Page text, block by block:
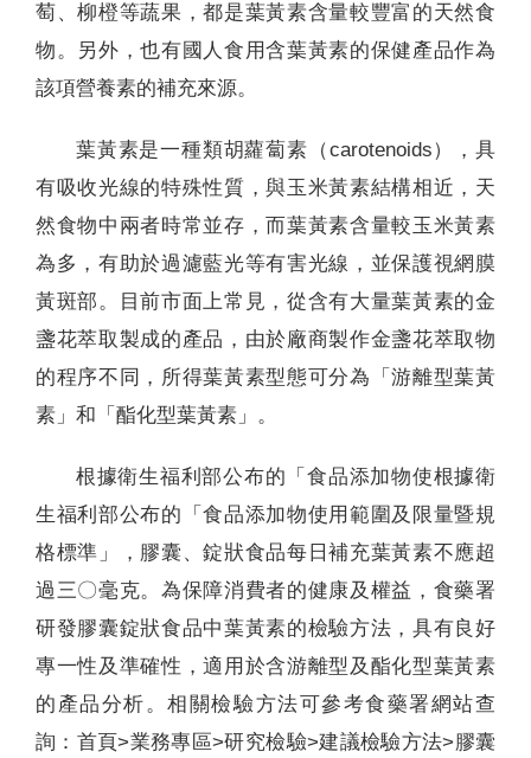
萄、柳橙等蔬果，都是葉黃素含量較豐富的天然食
物。另外，也有國人食用含葉黃素的保健產品作為
該項營養素的補充來源。
葉黃素是一種類胡蘿蔔素（carotenoids），具
有吸收光線的特殊性質，與玉米黃素結構相近，天
然食物中兩者時常並存，而葉黃素含量較玉米黃素
為多，有助於過濾藍光等有害光線，並保護視網膜
黃斑部。目前市面上常見，從含有大量葉黃素的金
盞花萃取製成的產品，由於廠商製作金盞花萃取物
的程序不同，所得葉黃素型態可分為「游離型葉黃
素」和「酯化型葉黃素」。
根據衛生福利部公布的「食品添加物使根據衛
生福利部公布的「食品添加物使用範圍及限量暨規
格標準」，膠囊、錠狀食品每日補充葉黃素不應超
過三〇毫克。為保障消費者的健康及權益，食藥署
研發膠囊錠狀食品中葉黃素的檢驗方法，具有良好
專一性及準確性，適用於含游離型及酯化型葉黃素
的產品分析。相關檢驗方法可參考食藥署網站查
詢：首頁>業務專區>研究檢驗>建議檢驗方法>膠囊